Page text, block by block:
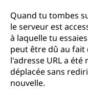
Quand tu tombes
le serveur est
à laquelle tu
peut être dû au fait
l'adresse URL a été
déplacée sans
nouvelle.